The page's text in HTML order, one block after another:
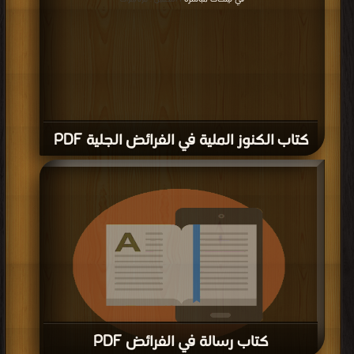
كتاب الكنوز الملية في الفرائض الجلية PDF
كتاب رسالة في الفرائض PDF